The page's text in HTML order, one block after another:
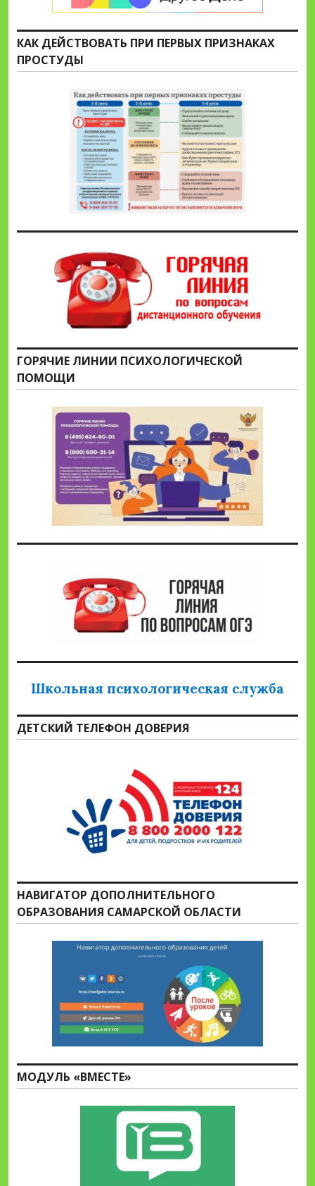
КАК ДЕЙСТВОВАТЬ ПРИ ПЕРВЫХ ПРИЗНАКАХ
ПРОСТУДЫ
ГОРЯЧИЕ ЛИНИИ ПСИХОЛОГИЧЕСКОЙ
ПОМОЩИ
Школьная психологическая служба
ДЕТСКИЙ ТЕЛЕФОН ДОВЕРИЯ
НАВИГАТОР ДОПОЛНИТЕЛЬНОГО
ОБРАЗОВАНИЯ САМАРСКОЙ ОБЛАСТИ
МОДУЛЬ «ВМЕСТЕ»